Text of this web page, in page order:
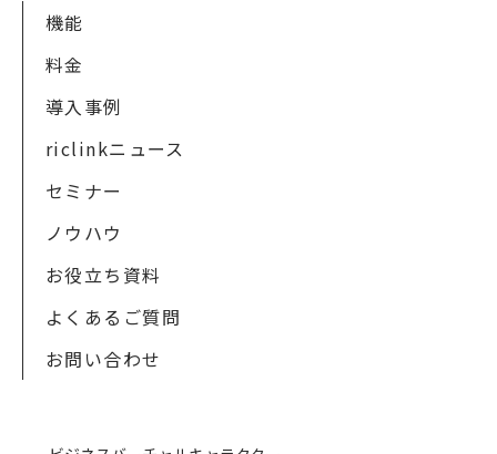
機能
料金
導入事例
riclinkニュース
セミナー
ノウハウ
お役立ち資料
よくあるご質問
お問い合わせ